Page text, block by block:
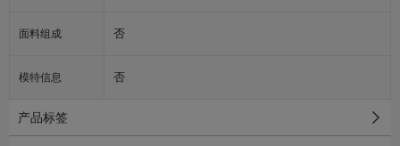
面料组成 否
模特信息 否
产品标签